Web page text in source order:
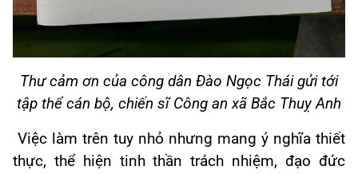
Thư cảm ơn của công dân Đào Ngọc Thái gửi tới
tập thể cán bộ, chiến sĩ Công an xã Bắc Thuỵ Anh
Việc làm trên tuy nhỏ nhưng mang ý nghĩa thiết
thực, thể hiện tinh thần trách nhiệm, đạo đức